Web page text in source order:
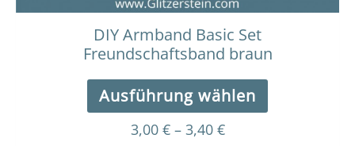
DIY Armband Basic Set
Freundschaftsband braun
Ausführung wählen
3,00 € – 3,40 €